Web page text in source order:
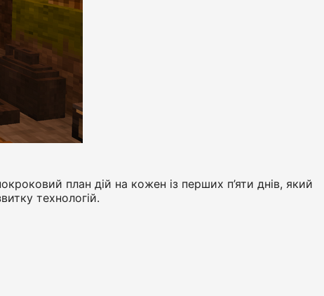
план дій на кожен із перших п’яти днів, який
технологій.